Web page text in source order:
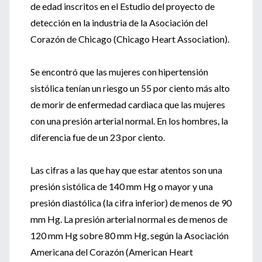
de edad inscritos en el Estudio del proyecto de
detección en la industria de la Asociación del
Corazón de Chicago (Chicago Heart Association).
Se encontró que las mujeres con hipertensión
sistólica tenían un riesgo un 55 por ciento más alto
de morir de enfermedad cardiaca que las mujeres
con una presión arterial normal. En los hombres, la
diferencia fue de un 23 por ciento.
Las cifras a las que hay que estar atentos son una
presión sistólica de 140 mm Hg o mayor y una
presión diastólica (la cifra inferior) de menos de 90
mm Hg. La presión arterial normal es de menos de
120 mm Hg sobre 80 mm Hg, según la Asociación
Americana del Corazón (American Heart